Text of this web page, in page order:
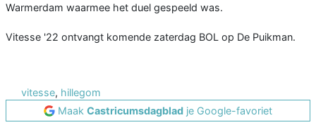
Warmerdam waarmee het duel gespeeld was.
Vitesse '22 ontvangt komende zaterdag BOL op De Puikman.
vitesse, hillegom
Maak Castricumsdagblad je Google-favoriet